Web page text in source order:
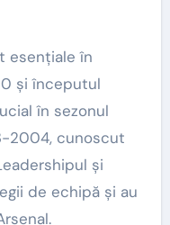
esențiale în
și începutul
în sezonul
2004, cunoscut
și
de echipă și au